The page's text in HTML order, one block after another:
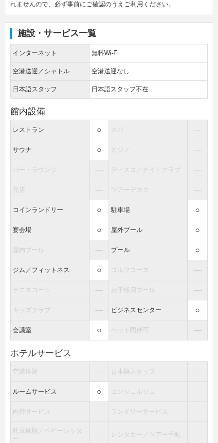
れませんので、必ず事前にご確認のうえご利用ください。
施設・サービス一覧
インターネット 無料Wi-Fi
空港送迎／シャトル 空港送迎なし
日本語スタッフ 日本語スタッフ不在
館内設備
レストラン ○ スパ ―
サウナ ○ カジノ ―
バー・ラウンジ ― ディスコ／ナイトクラブ ―
売店 ― ツアーデスク ―
コインランドリー ○ 駐車場 ○
宴会場 ○ 屋外プール ○
屋内プール ― プール ○
ジム／フィットネス ○ ゴルフコース ―
テニスコート ― お子様用プール ―
キッズクラブ ― ビジネスセンター ○
会議室 ○ ペット同伴可 ―
ホテルサービス
空港送迎 ― 日本語スタッフ ―
ルームサービス ○ コンシェルジュ ―
両替サービス ― ランドリーサービス ―
託児施設／ベビーシッタ
ー
― レンタカー／ツアー手配 ―